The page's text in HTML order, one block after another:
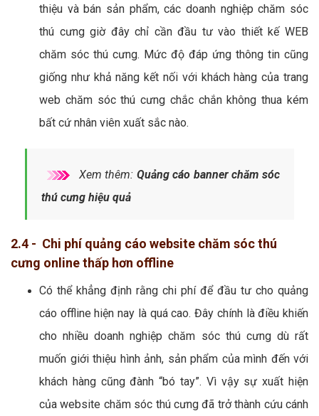
thiệu và bán sản phẩm, các doanh nghiệp chăm sóc
thú cưng giờ đây chỉ cần đầu tư vào thiết kế WEB
chăm sóc thú cưng. Mức độ đáp ứng thông tin cũng
giống như khả năng kết nối với khách hàng của trang
web chăm sóc thú cưng chắc chắn không thua kém
bất cứ nhân viên xuất sắc nào.
Xem thêm: Quảng cáo banner chăm sóc
thú cưng hiệu quả
2.4 - Chi phí quảng cáo website chăm sóc thú
cưng online thấp hơn offline
Có thể khẳng định rằng chi phí để đầu tư cho quảng
cáo offline hiện nay là quá cao. Đây chính là điều khiến
cho nhiều doanh nghiệp chăm sóc thú cưng dù rất
muốn giới thiệu hình ảnh, sản phẩm của mình đến với
khách hàng cũng đành “bó tay”. Vì vậy sự xuất hiện
của website chăm sóc thú cưng đã trở thành cứu cánh